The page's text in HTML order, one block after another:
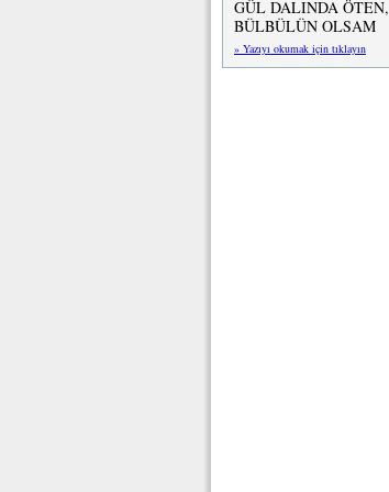
GÜL DALINDA ÖTEN,
BÜLBÜLÜN OLSAM
» Yazıyı okumak için tıklayın